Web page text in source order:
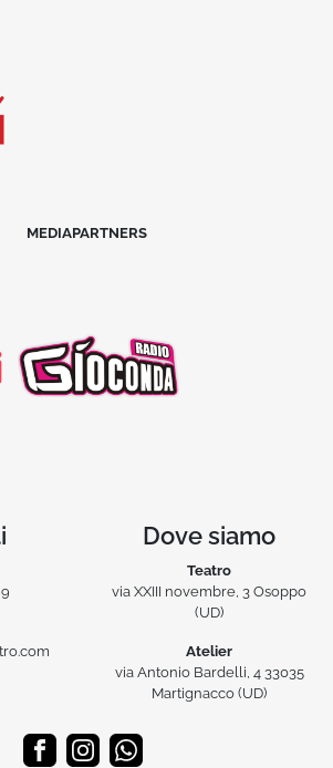
MEDIAPARTNERS
Dove siamo
Teatro
via XXIII novembre, 3 Osoppo
(UD)
Atelier
via Antonio Bardelli, 4 33035
Martignacco (UD)